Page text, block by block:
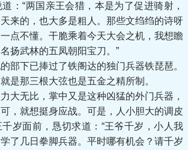
：“两国亲王会猎，本是为了促进骑射，
来的，也大多是粗人。那些文绉绉的诗呀
点不懂。干脆乘着今天大会之机，我想瞻
扬武林的五凤朝阳宝刀。”
下已捧过了铁阁达的独门兵器铁琵琶。
是那三根大弦也是五金之精所制。
无比，掌中又是这种凶猛的外门兵器，
，就想挺身应战。可是，人小胆大的调皮
岁面前，恳切求道：“王爷千岁，小人我
了几日拳脚兵器。平时哪有机会？请千岁